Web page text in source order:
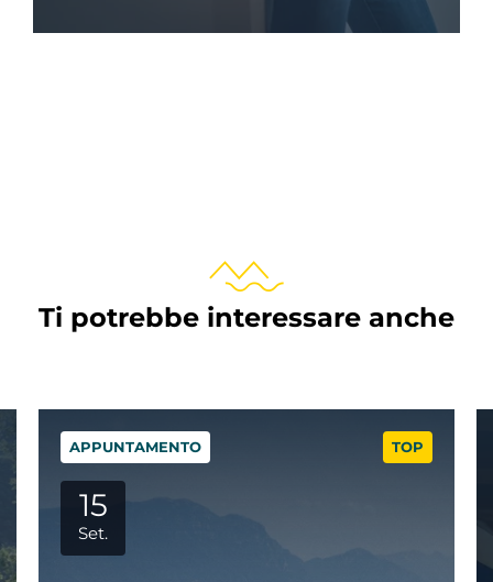
Ti potrebbe interessare anche
TOP